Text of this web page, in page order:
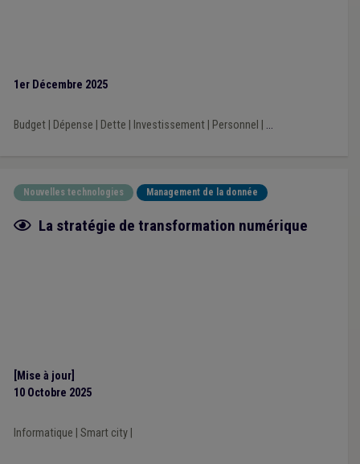
1er Décembre 2025
Budget| Dépense Dette Investissement| Personnel ...
Nouvelles technologies Management de la donnée
Fiche focus
La stratégie de transformation numérique
[Mise à jour]
10 Octobre 2025
Informatique Smart city|